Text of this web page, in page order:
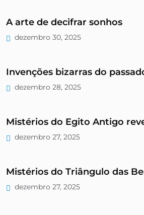
A arte de decifrar sonhos
dezembro 30, 2025
Invenções bizarras do
dezembro 28, 2025
Mistérios do Egito Antigo
dezembro 27, 2025
Mistérios do Triângulo das
dezembro 27, 2025